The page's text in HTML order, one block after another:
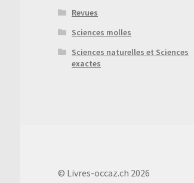
Revues
Sciences molles
Sciences naturelles et Sciences
exactes
© Livres-occaz.ch 2026